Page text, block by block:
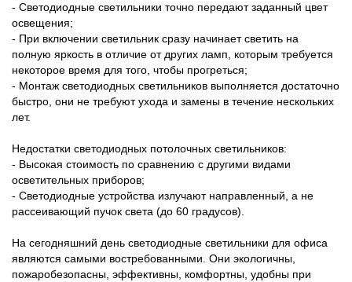
- Светодиодные светильники точно передают заданный цвет
освещения;
- При включении светильник сразу начинает светить на
полную яркость в отличие от других ламп, которым требуется
некоторое время для того, чтобы прогреться;
- Монтаж светодиодных светильников выполняется достаточно
быстро, они не требуют ухода и замены в течение нескольких
лет.
Недостатки светодиодных потолочных светильников:
- Высокая стоимость по сравнению с другими видами
осветительных приборов;
- Светодиодные устройства излучают направленный, а не
рассеивающий пучок света (до 60 градусов).
На сегодняшний день светодиодные светильники для офиса
являются самыми востребованными. Они экологичны,
пожаробезопасны, эффективны, комфортны, удобны при